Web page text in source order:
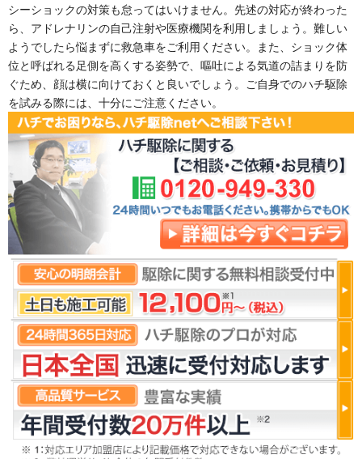
シーショックの対策も怠ってはいけません。先述の対応が終わった
ら、アドレナリンの自己注射や医療機関を利用しましょう。難しい
ようでしたら悩まずに救急車をご利用ください。また、ショック体
位と呼ばれる足側を高くする姿勢で、嘔吐による気道の詰まりを防
ぐため、顔は横に向けておくと良いでしょう。ご自身でのハチ駆除
を試みる際には、十分にご注意ください。